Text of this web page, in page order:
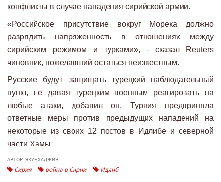
конфликты в случае нападения сирийской армии.
«Российское присутствие вокруг Морека должно
разрядить напряженность в отношениях между
сирийским режимом и турками», - сказал Reuters
чиновник, пожелавший остаться неизвестным.
Русские будут защищать турецкий наблюдательный
пункт, не давая турецким военным реагировать на
любые атаки, добавил он. Турция предприняла
ответные меры против предыдущих нападений на
некоторые из своих 12 постов в Идлибе и северной
части Хамы.
АВТОР: ЯКУБ ХАДЖИЧ
Сирия война в Сирии Идлиб